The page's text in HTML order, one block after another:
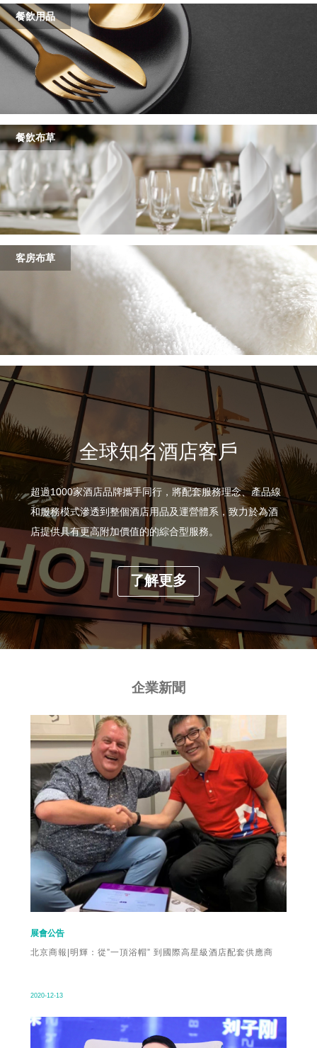
餐飲用品
餐飲布草
客房布草
全球知名酒店客戶
超過1000家酒店品牌攜手同行，將配套服務理念、產品線
和服務模式滲透到整個酒店用品及運營體系，致力於為酒
店提供具有更高附加價值的的綜合型服務。
了解更多
企業新聞
展會公告
北京商報|明輝：從”一頂浴帽” 到國際高星級酒店配套供應商
2020-12-13